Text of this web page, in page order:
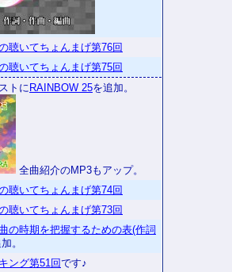
聴いてちょんまげ第76回
聴いてちょんまげ第75回
トに RAINBOW 25を追加。
全曲紹介のMP3もアップ。
聴いてちょんまげ第74回
聴いてちょんまげ第73回
の時期を把握するための表(作詞
。
ング第51回です♪